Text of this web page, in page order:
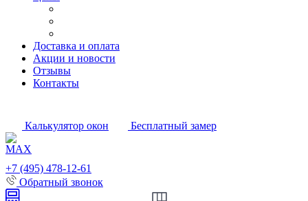
Доставка и оплата
Акции и новости
Отзывы
Контакты
Калькулятор окон Бесплатный замер
+7 (495) 478-12-61
Обратный звонок